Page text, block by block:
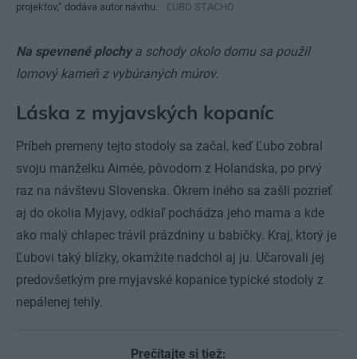
projektov,“ dodáva autor návrhu.
ĽUBO STACHO
Na spevnené plochya schody okolo domu sa použil
lomový kameň z vybúraných múrov.
Láska z myjavských kopaníc
Príbeh premeny tejto stodoly sa začal, keď Ľubo zobral
svoju manželku Aimée, pôvodom z Holandska, po prvý
raz na návštevu Slovenska. Okrem iného sa zašli pozrieť
aj do okolia Myjavy, odkiaľ pochádza jeho mama a kde
ako malý chlapec trávil prázdniny u babičky. Kraj, ktorý je
Ľubovi taký blízky, okamžite nadchol aj ju. Učarovali jej
predovšetkým pre myjavské kopanice typické stodoly z
nepálenej tehly.
Prečítajte si tiež: